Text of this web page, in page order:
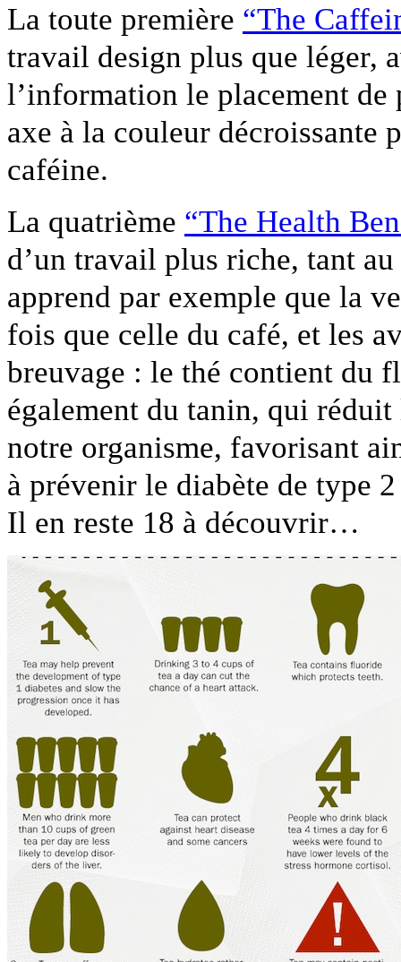
La toute première “The
travail design plus que léger,
l’information le placement
axe à la couleur décroissante
caféine.
La quatrième “The Health
d’un travail plus riche, tant
apprend par exemple que la
fois que celle du café, et les
breuvage : le thé contient du
également du tanin, qui
notre organisme, favorisant
à prévenir le diabète de type
Il en reste 18 à découvrir…